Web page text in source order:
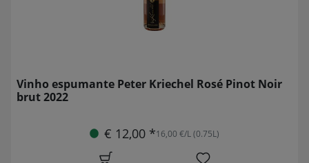
Vinho espumante Peter Kriechel Rosé Pinot Noir
brut 2022
€ 12,00 *16,00 €/L (0.75L)